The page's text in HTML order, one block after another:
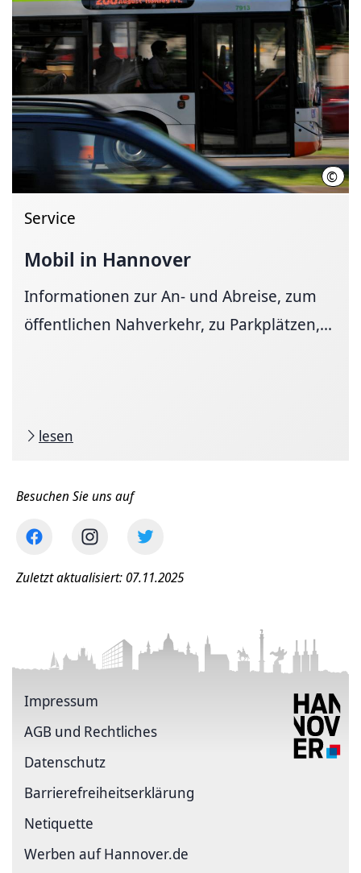
©
Service
Mobil in Hannover
Informationen zur An- und Ab­reise, zum
öffent­li­chen Nah­ver­kehr, zu Park­plätzen,...
lesen
Besuchen Sie uns auf
Zuletzt aktualisiert: 07.11.2025
Impressum
AGB und Rechtliches
Datenschutz
Barriere­freiheits­erklärung
Netiquette
Werben auf Hannover.de